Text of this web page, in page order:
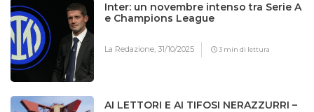
Inter: un novembre intenso tra Serie A
e Champions League
La Redazione,31/10/2025 3 min di lettura
AI LETTORI E AI TIFOSI NERAZZURRI –